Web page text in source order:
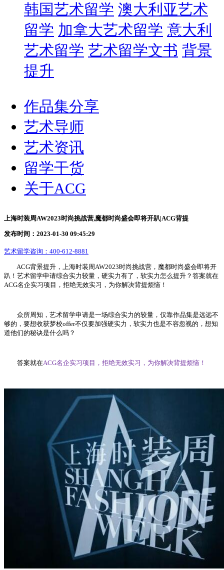
韩国艺术留学 澳大利亚艺术
留学 加拿大艺术留学 意大利
艺术留学 艺术留学文书 背景
提升
作品集分享
艺术导师
艺术资讯
留学干货
关于ACG
上海时装周AW2023时尚挑战营,魔都时尚盛会即将开趴|ACG背提
发布时间：2023-01-30 09:45:29
艺术留学咨询： 400-612-8881
ACG背景提升，上海时装周AW2023时尚挑战营，魔都时尚盛会即将开
趴！艺术留学申请综合实力较量，硬实力有了，软实力怎么提升？答案就在
ACG名企实习项目，拒绝无效实习，为你解决背提烦恼！
众所周知，艺术留学申请是一场综合实力的较量，仅靠作品集是远远不
够的，要想收获梦校offer不仅要加强硬实力，软实力也是不容忽视的，想知
道他们的秘诀是什么吗？
答案就在ACG名企实习项目，拒绝无效实习，为你解决背提烦恼！